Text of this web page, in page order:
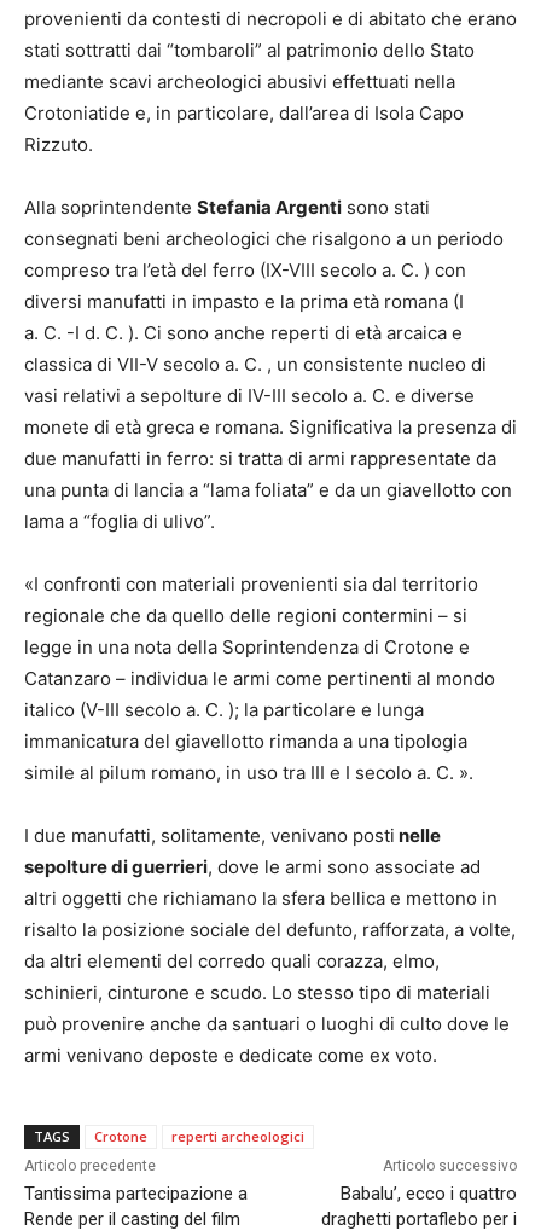
provenienti da contesti di necropoli e di abitato che erano
stati sottratti dai “tombaroli” al patrimonio dello Stato
mediante scavi archeologici abusivi effettuati nella
Crotoniatide e, in particolare, dall’area di Isola Capo
Rizzuto.
Alla soprintendente Stefania Argenti sono stati
consegnati beni archeologici che risalgono a un periodo
compreso tra l’età del ferro (IX-VIII secolo a. C. ) con
diversi manufatti in impasto e la prima età romana (I
a. C. -I d. C. ). Ci sono anche reperti di età arcaica e
classica di VII-V secolo a. C. , un consistente nucleo di
vasi relativi a sepolture di IV-III secolo a. C. e diverse
monete di età greca e romana. Significativa la presenza di
due manufatti in ferro: si tratta di armi rappresentate da
una punta di lancia a “lama foliata” e da un giavellotto con
lama a “foglia di ulivo”.
«I confronti con materiali provenienti sia dal territorio
regionale che da quello delle regioni contermini – si
legge in una nota della Soprintendenza di Crotone e
Catanzaro – individua le armi come pertinenti al mondo
italico (V-III secolo a. C. ); la particolare e lunga
immanicatura del giavellotto rimanda a una tipologia
simile al pilum romano, in uso tra III e I secolo a. C. ».
I due manufatti, solitamente, venivano posti nelle
sepolture di guerrieri, dove le armi sono associate ad
altri oggetti che richiamano la sfera bellica e mettono in
risalto la posizione sociale del defunto, rafforzata, a volte,
da altri elementi del corredo quali corazza, elmo,
schinieri, cinturone e scudo. Lo stesso tipo di materiali
può provenire anche da santuari o luoghi di culto dove le
armi venivano deposte e dedicate come ex voto.
TAGS Crotone reperti archeologici
Articolo precedente
Tantissima partecipazione a
Rende per il casting del film
Articolo successivo
Babalu’, ecco i quattro
draghetti portaflebo per i